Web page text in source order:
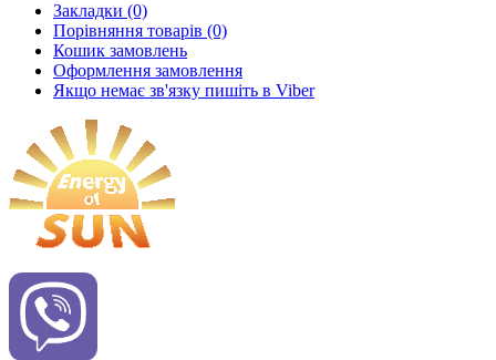
Закладки (0)
Порівняння товарів (0)
Кошик замовлень
Оформлення замовлення
Якщо немає зв'язку пишіть в Viber